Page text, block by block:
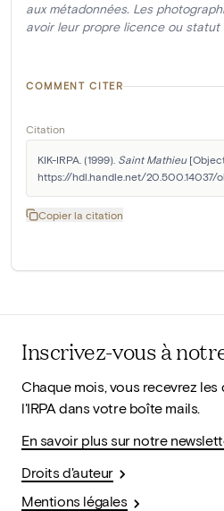
aux métadonnées. Les
avoir leur propre licence ou statut
COMMENT CITER
Citation
KIK-IRPA. (1999). Saint Mathieu
https://hdl.handle.net/20.500.14037/
Copier la citation
Inscrivez-vous à
Chaque mois, vous recevrez
l'IRPA dans votre boîte mails.
En savoir plus sur notre
Droits d'auteur
Mentions légales